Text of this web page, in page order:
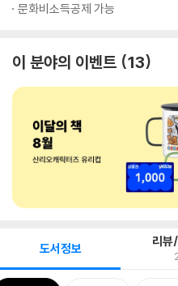
문화비소득공제 가능
이 분야의 이벤트 13
도서정보 리뷰